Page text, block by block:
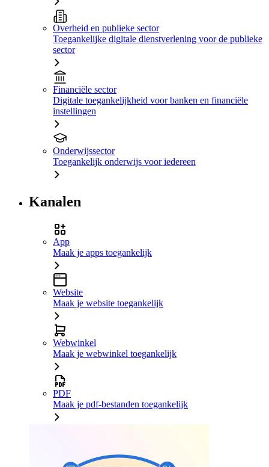
Overheid en publieke sector
Toegankelijke digitale dienstverlening voor de publieke
sector
Financiële sector
Digitale toegankelijkheid voor banken en financiële
instellingen
Onderwijssector
Toegankelijk onderwijs voor iedereen
Kanalen
App
Maak je apps toegankelijk
Website
Maak je website toegankelijk
Webwinkel
Maak je webwinkel toegankelijk
PDF
Maak je pdf-bestanden toegankelijk